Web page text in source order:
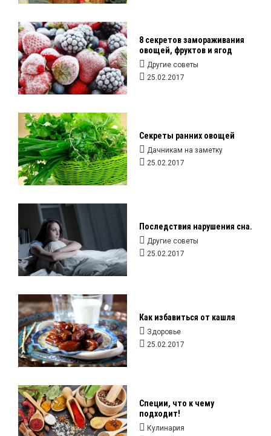
8 секретов замораживания
овощей, фруктов и ягод
Другие советы
25.02.2017
Секреты ранних овощей
Дачникам на заметку
25.02.2017
Последствия нарушения сна.
Другие советы
25.02.2017
Как избавиться от кашля
Здоровье
25.02.2017
Специи, что к чему
подходит!
Кулинария